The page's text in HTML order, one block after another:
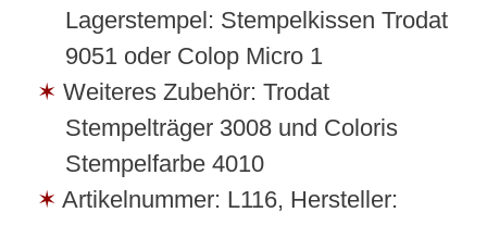
Lagerstempel: Stempelkissen Trodat
9051 oder Colop Micro 1
Weiteres Zubehör: Trodat
Stempelträger 3008 und Coloris
Stempelfarbe 4010
Artikelnummer: L116, Hersteller: